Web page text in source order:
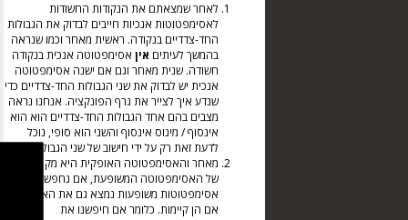
לאחר שמצאתם את הנקודות החשודות
לאסימפטוטות אנכיות חייבים לבדוק את הגבולות
החד-צדדיים בנקודה. ראשית מאחר וכמו שנראה
בהמשך לעיתים איןאסימפטוטה אנכית בנקודה
חשודה. שנית מאחר וגם אם ישנה אסימפטוטה
אנכית יש לבדוק את שני הגבולות החד-צדדיים כדי
שנדע איך לצייר את גרף הפונקציה. אנחנו נראה
מצבים בהם אחד הגבולות החד-צדדיים הוא הוא
אינסוף / מינוס אינסוף והשני הוא סופי, נוכל
לדעת זאת רק על ידי חישוב של שני הגבולות.
מאחר והאסימפטוטה האופקית היא מקרה פרטי
של האסימפטוטה המשופעת, אם נחפש
אסימפטוטות משופעות נמצא גם את האופקיות
אם הן קיימות. כלומר אם חיפשנו את